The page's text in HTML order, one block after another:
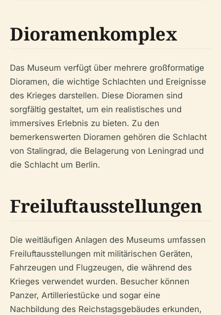
Dioramenkomplex
Das Museum verfügt über mehrere großformatige
Dioramen, die wichtige Schlachten und Ereignisse
des Krieges darstellen. Diese Dioramen sind
sorgfältig gestaltet, um ein realistisches und
immersives Erlebnis zu bieten. Zu den
bemerkenswerten Dioramen gehören die Schlacht
von Stalingrad, die Belagerung von Leningrad und
die Schlacht um Berlin.
Freiluftausstellungen
Die weitläufigen Anlagen des Museums umfassen
Freiluftausstellungen mit militärischen Geräten,
Fahrzeugen und Flugzeugen, die während des
Krieges verwendet wurden. Besucher können
Panzer, Artilleriestücke und sogar eine
Nachbildung des Reichstagsgebäudes erkunden,